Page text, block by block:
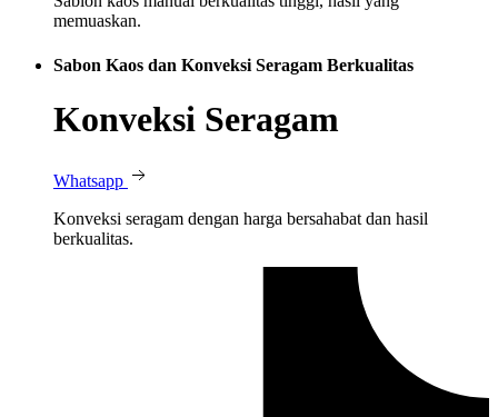
memuaskan.
Sabon Kaos dan Konveksi Seragam Berkualitas
Konveksi Seragam
Whatsapp
Konveksi seragam dengan harga bersahabat dan hasil
berkualitas.